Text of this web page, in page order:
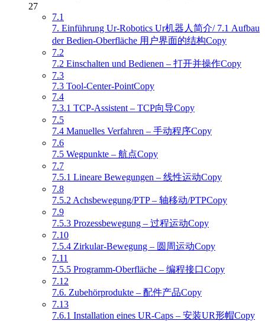
27
7.1
7. Einführung Ur-Robotics Ur机器人简介/ 7.1 Aufbau
der Bedien-Oberfläche 用户界面的结构Copy
7.2
7.2 Einschalten und Bedienen – 打开并操作Copy
7.3
7.3 Tool-Center-PointCopy
7.4
7.3.1 TCP-Assistent – TCP向导Copy
7.5
7.4 Manuelles Verfahren – 手动程序Copy
7.6
7.5 Wegpunkte – 航点Copy
7.7
7.5.1 Lineare Bewegungen – 线性运动Copy
7.8
7.5.2 Achsbewegung/PTP – 轴移动/PTPCopy
7.9
7.5.3 Prozessbewegung – 过程运动Copy
7.10
7.5.4 Zirkular-Bewegung – 圆周运动Copy
7.11
7.5.5 Programm-Oberfläche – 编程接口Copy
7.12
7.6. Zubehörprodukte – 配件产品Copy
7.13
7.6.1 Installation eines UR-Caps – 安装UR形帽Copy